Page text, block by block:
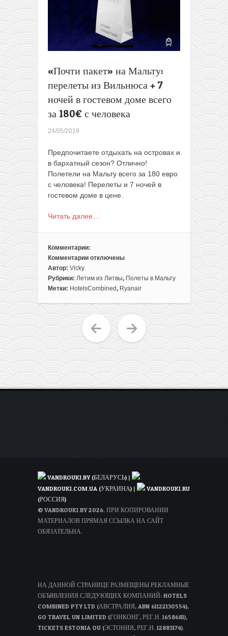
«Почти пакет» на Мальту:
перелеты из Вильнюса + 7
ночей в гостевом доме всего
за 180€ с человека
24/05/2019
Предпочитаете отдыхать на островах и
в бархатный сезон? Отлично!
Полетели на Мальту всего за 180 евро
с человека! Перелеты и 7 ночей в
гостевом доме в цене.
Читать далее…
Комментарии:
Комментарии
к
записи
«Почти
Мальту:
из
Вильнюса
+
ночей
в
отключены
Автор: Vicky
Рубрики: Летим из Литвы, Полеты в Мальту
Метки: HotelsCombined, Ryanair
VANDROUKI.BY (БЕЛАРУСЬ) |
VANDROUKI.COM.UA (УКРАИНА) |
VANDROUKI.RU
(РОССИЯ)
© VANDROUKI.BY 2026. ПРИ КОПИРОВАНИИ
МАТЕРИАЛОВ ПРЯМАЯ ССЫЛКА НА САЙТ
ОБЯЗАТЕЛЬНА.
НА ДАННОЙ СТРАНИЦЕ РАЗМЕЩЕНЫ РЕКЛАМНЫЕ
ОБЪЯВЛЕНИЯ СЛЕДУЮЩИХ КОМПАНИЙ: HOTELS
COMBINED PTY LTD (АВСТРАЛИЯ, ABN 61122130554),
GO TRAVEL UN LIMITED (ГОНКОНГ, РЕГ.Н. 1658681),
TICKETS ESTONIA OU (ЭСТОНИЯ, РЕГ.Н. 12883174).